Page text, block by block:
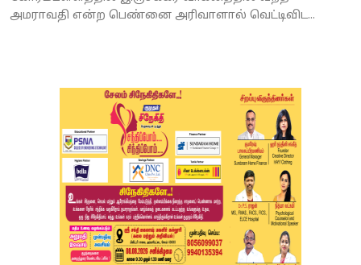
Weather
அமராவதி என்ற பெண்னை அரிவாளால் வெட்டிவிட...